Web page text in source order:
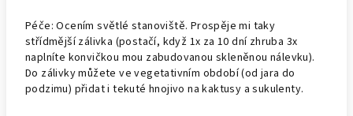
Péče: Ocením světlé stanoviště. Prospěje mi taky
střídmější zálivka (postačí, když 1x za 10 dní zhruba 3x
naplníte konvičkou mou zabudovanou skleněnou nálevku).
Do zálivky můžete ve vegetativním období (od jara do
podzimu) přidat i tekuté hnojivo na kaktusy a sukulenty.